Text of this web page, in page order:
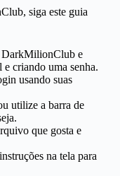
siga este guia
DarkMilionClub e
criando uma senha.
usando suas
utilize a barra de
que gosta e
na tela para